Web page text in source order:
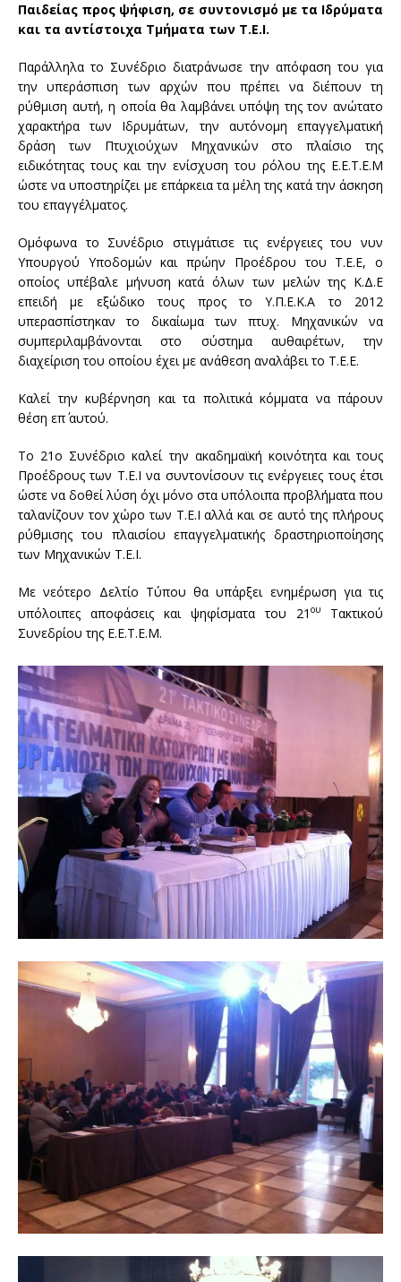
Παιδείας προς ψήφιση, σε συντονισμό με τα Ιδρύματα
και τα αντίστοιχα Τμήματα των Τ.Ε.Ι.
Παράλληλα το Συνέδριο διατράνωσε την απόφαση του για
την υπεράσπιση των αρχών που πρέπει να διέπουν τη
ρύθμιση αυτή, η οποία θα λαμβάνει υπόψη της τον ανώτατο
χαρακτήρα των Ιδρυμάτων, την αυτόνομη επαγγελματική
δράση των Πτυχιούχων Μηχανικών στο πλαίσιο της
ειδικότητας τους και την ενίσχυση του ρόλου της Ε.Ε.Τ.Ε.Μ
ώστε να υποστηρίζει με επάρκεια τα μέλη της κατά την άσκηση
του επαγγέλματος.
Ομόφωνα το Συνέδριο στιγμάτισε τις ενέργειες του νυν
Υπουργού Υποδομών και πρώην Προέδρου του Τ.Ε.Ε, ο
οποίος υπέβαλε μήνυση κατά όλων των μελών της Κ.Δ.Ε
επειδή με εξώδικο τους προς το Υ.Π.Ε.Κ.Α το 2012
υπερασπίστηκαν το δικαίωμα των πτυχ. Μηχανικών να
συμπεριλαμβάνονται στο σύστημα αυθαιρέτων, την
διαχείριση του οποίου έχει με ανάθεση αναλάβει το Τ.Ε.Ε.
Καλεί την κυβέρνηση και τα πολιτικά κόμματα να πάρουν
θέση επ΄ αυτού.
Το 21ο Συνέδριο καλεί την ακαδημαϊκή κοινότητα και τους
Προέδρους των Τ.Ε.Ι να συντονίσουν τις ενέργειες τους έτσι
ώστε να δοθεί λύση όχι μόνο στα υπόλοιπα προβλήματα που
ταλανίζουν τον χώρο των Τ.Ε.Ι αλλά και σε αυτό της πλήρους
ρύθμισης του πλαισίου επαγγελματικής δραστηριοποίησης
των Μηχανικών Τ.Ε.Ι.
Με νεότερο Δελτίο Τύπου θα υπάρξει ενημέρωση για τις
υπόλοιπες αποφάσεις και ψηφίσματα του 21 ου
Τακτικού
Συνεδρίου της Ε.Ε.Τ.Ε.Μ.